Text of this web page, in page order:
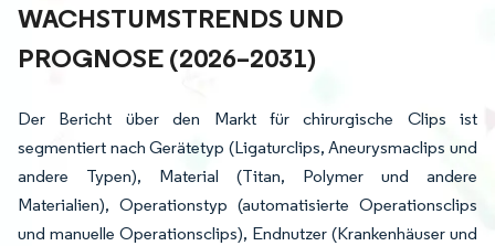
ACHSTUMSTRENDS UND P
ROGNOSE (2026–2031)
Der Bericht über den Markt für chirurgische Clips ist
segmentiert nach Gerätetyp (Ligaturclips, Aneurysmaclips und
andere Typen), Material (Titan, Polymer und andere
Materialien), Operationstyp (automatisierte Operationsclips
und manuelle Operationsclips), Endnutzer (Krankenhäuser und